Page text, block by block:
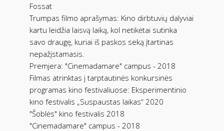
Fossat
Trumpas filmo aprašymas: Kino dirbtuvių dalyviai
kartu leidžia laisvą laiką, kol netikėtai sutinka
savo draugę, kuriai iš paskos seką įtartinas
nepažįstamasis.
Premjera: "Cinemadamare" campus - 2018
Filmas atrinktas į tarptautinės konkursinės
programas kino festivaliuose: Eksperimentinio
kino festivalis „Suspaustas laikas“ 2020
"Šoblės" kino festivalis 2018
"Cinemadamare" campus - 2018